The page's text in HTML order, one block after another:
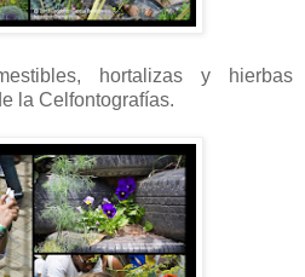
hortalizas y hierbas
la Celfontografías.